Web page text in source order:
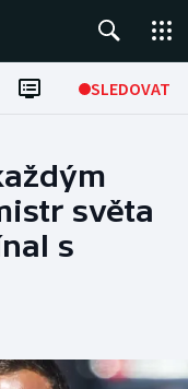
SLEDOVAT
světa
s